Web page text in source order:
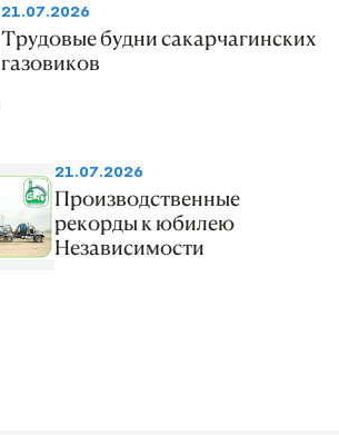
21.07.2026
Трудовые будни сакарчагинских
газовиков
21.07.2026
Производственные
рекорды к юбилею
Независимости